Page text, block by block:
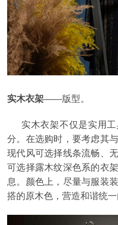
实木衣架——版型。
实木衣架不仅是实用
分。在选购时，要考虑其
现代风可选择线条流畅、
可选择露木纹深色系的衣
息。颜色上，尽量与服装
搭的原木色，营造和谐统一